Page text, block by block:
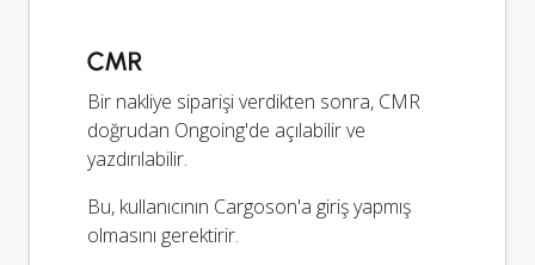
CMR
Bir nakliye siparişi verdikten sonra, CMR
doğrudan Ongoing'de açılabilir ve
yazdırılabilir.
Bu, kullanıcının Cargoson'a giriş yapmış
olmasını gerektirir.